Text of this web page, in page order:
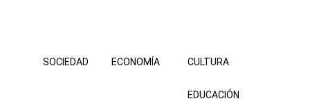
SOCIEDAD ECONOMÍA CULTURA
EDUCACIÓN